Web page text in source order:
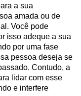
a sua
amada ou de
Você pode
isso adeque a sua
por uma fase
pessoa deseja se
Contudo, a
lidar com esse
e interfere